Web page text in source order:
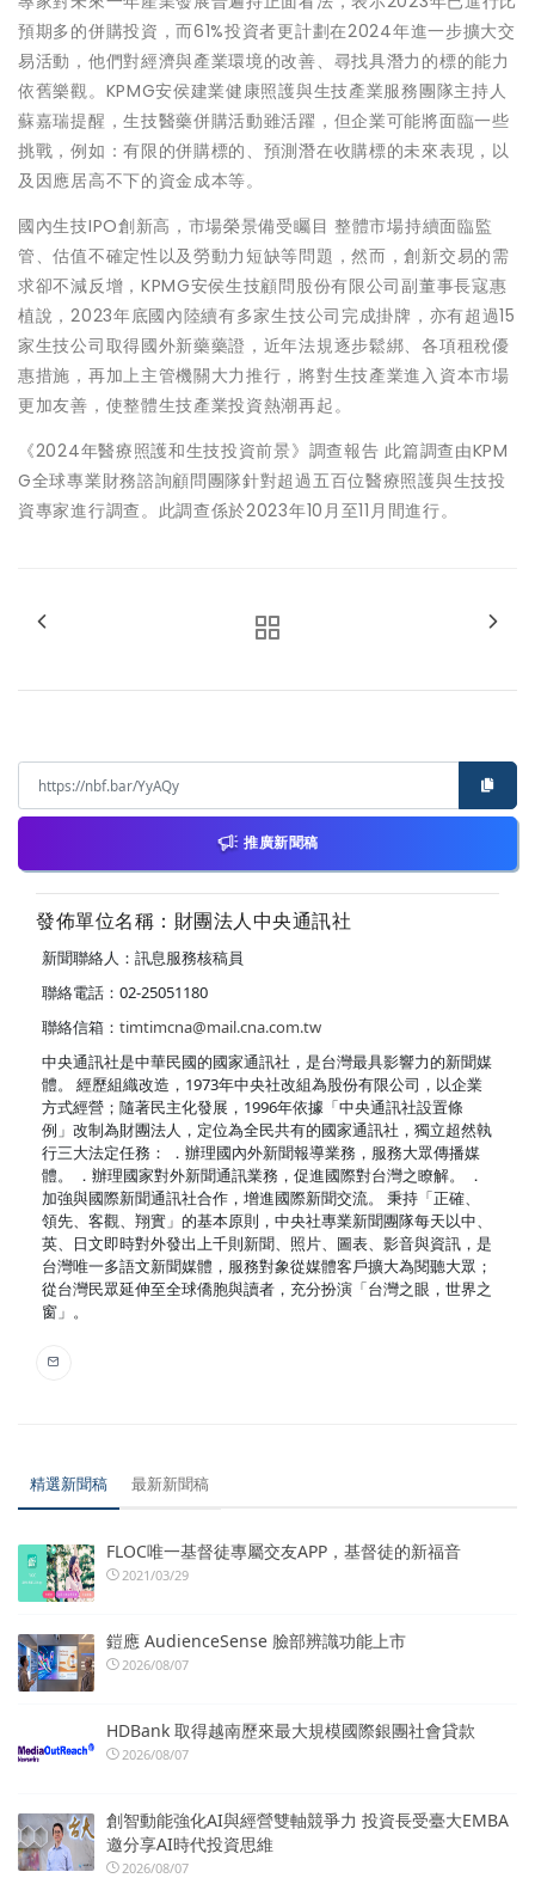
預期多的併購投資，而61%投資者更計劃在2024年進一步擴大交
易活動，他們對經濟與產業環境的改善、尋找具潛力的標的能力
依舊樂觀。KPMG安侯建業健康照護與生技產業服務團隊主持人
蘇嘉瑞提醒，生技醫藥併購活動雖活躍，但企業可能將面臨一些
挑戰，例如：有限的併購標的、預測潛在收購標的未來表現，以
及因應居高不下的資金成本等。
國內生技IPO創新高，市場榮景備受矚目 整體市場持續面臨監
管、估值不確定性以及勞動力短缺等問題，然而，創新交易的需
求卻不減反增，KPMG安侯生技顧問股份有限公司副董事長寇惠
植說，2023年底國內陸續有多家生技公司完成掛牌，亦有超過15
家生技公司取得國外新藥藥證，近年法規逐步鬆綁、各項租稅優
惠措施，再加上主管機關大力推行，將對生技產業進入資本市場
更加友善，使整體生技產業投資熱潮再起。
《2024年醫療照護和生技投資前景》調查報告 此篇調查由KPM
G全球專業財務諮詢顧問團隊針對超過五百位醫療照護與生技投
資專家進行調查。此調查係於2023年10月至11月間進行。
推廣新聞稿
發佈單位名稱：財團法人中央通訊社
新聞聯絡人：訊息服務核稿員
聯絡電話：02-25051180
聯絡信箱： timtimcna@mail.cna.com.tw
中央通訊社是中華民國的國家通訊社，是台灣最具影響力的新聞媒
體。 經歷組織改造，1973年中央社改組為股份有限公司，以企業
方式經營；隨著民主化發展，1996年依據「中央通訊社設置條
例」改制為財團法人，定位為全民共有的國家通訊社，獨立超然執
行三大法定任務： ．辦理國內外新聞報導業務，服務大眾傳播媒
體。 ．辦理國家對外新聞通訊業務，促進國際對台灣之瞭解。 ．
加強與國際新聞通訊社合作，增進國際新聞交流。 秉持「正確、
領先、客觀、翔實」的基本原則，中央社專業新聞團隊每天以中、
英、日文即時對外發出上千則新聞、照片、圖表、影音與資訊，是
台灣唯一多語文新聞媒體，服務對象從媒體客戶擴大為閱聽大眾；
從台灣民眾延伸至全球僑胞與讀者，充分扮演「台灣之眼，世界之
窗」。
精選新聞稿 最新新聞稿
FLOC唯一基督徒專屬交友APP，基督徒的新福音
2021/03/29
鎧應 AudienceSense 臉部辨識功能上市
2026/08/07
HDBank 取得越南歷來最大規模國際銀團社會貸款
2026/08/07
創智動能強化AI與經營雙軸競爭力 投資長受臺大EMBA
邀分享AI時代投資思維
2026/08/07